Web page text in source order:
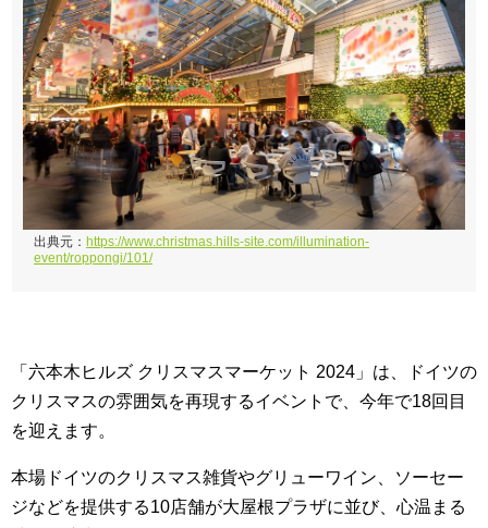
出典元： https://www.christmas.hills-site.com/illumination-
event/roppongi/101/
「六本木ヒルズ クリスマスマーケット 2024」は、ドイツの
クリスマスの雰囲気を再現するイベントで、今年で18回目
を迎えます。
本場ドイツのクリスマス雑貨やグリューワイン、ソーセー
ジなどを提供する10店舗が大屋根プラザに並び、心温まる